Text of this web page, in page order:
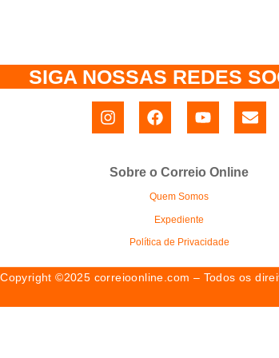
SIGA NOSSAS REDES
Sobre o Correio Online
Quem Somos
Expediente
Política de Privacidade
Copyright ©2025 correioonline.com – Todos os